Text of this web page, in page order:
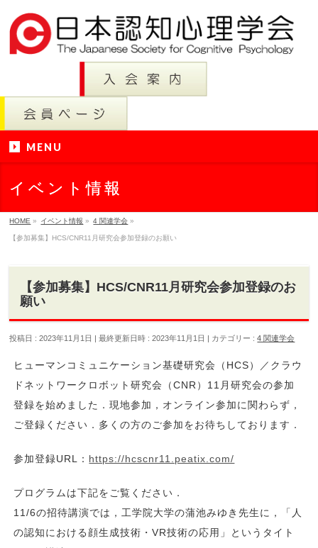
MENU
イベント情報
HOME » イベント情報 » 4 関連学会 »
【参加募集】HCS/CNR11月研究会参加登録のお願い
【参加募集】HCS/CNR11月研究会参加登録のお
願い
投稿日 : 2023年11月1日 最終更新日時 : 2023年11月1日 カテゴリー :4 関連学会
ヒューマンコミュニケーション基礎研究会（HCS）／クラウ
ドネットワークロボット研究会（CNR）11月研究会の参加
登録を始めました．現地参加，オンライン参加に関わらず，
ご登録ください．多くの方のご参加をお待ちしております．
参加登録URL： https://hcscnr11.peatix.com/
プログラムは下記をご覧ください．
11/6の招待講演では，工学院大学の蒲池みゆき先生に，「人
の認知における顔生成技術・VR技術の応用」というタイト